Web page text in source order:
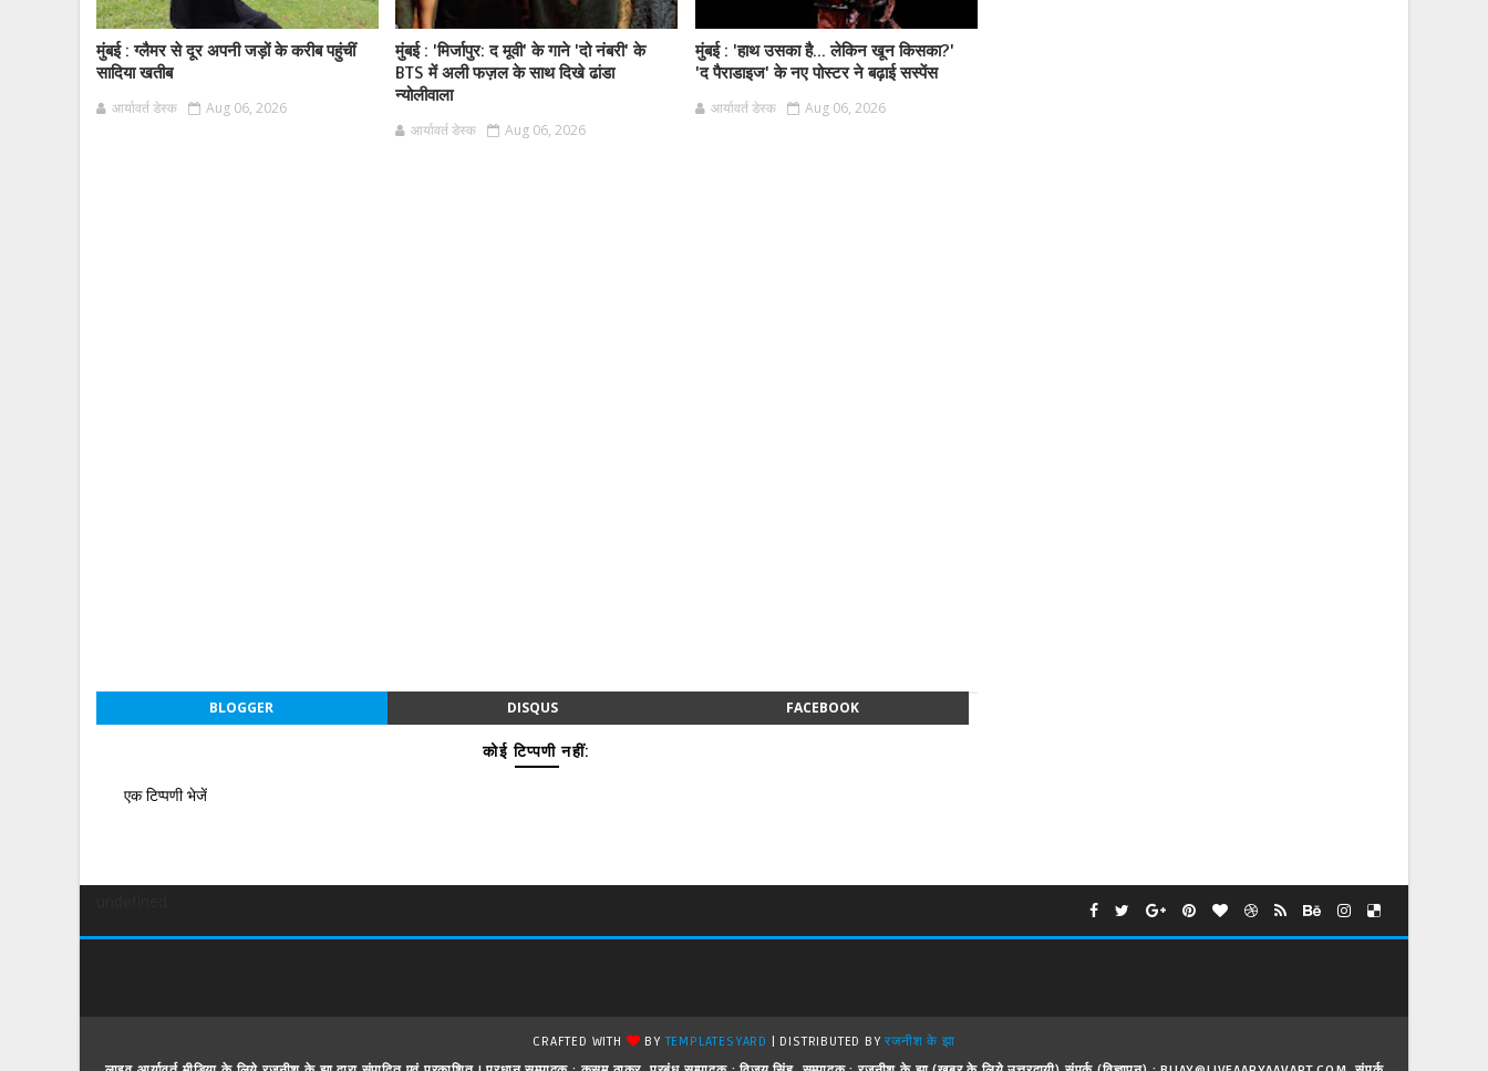
मुंबई : ग्लैमर से दूर अपनी जड़ों के करीब पहुंचीं
सादिया खतीब
आर्यावर्त डेस्क Aug 06, 2026
मुंबई : 'मिर्जापुर: द मूवी' के गाने 'दो नंबरी' के
BTS में अली फज़ल के साथ दिखे ढांडा
न्योलीवाला
आर्यावर्त डेस्क Aug 06, 2026
मुंबई : 'हाथ उसका है... लेकिन खून किसका?'
'द पैराडाइज' के नए पोस्टर ने बढ़ाई सस्पेंस
आर्यावर्त डेस्क Aug 06, 2026
BLOGGER DISQUS FACEBOOK
कोई टिप्पणी नहीं:
एक टिप्पणी भेजें
CRAFTED WITH BYTEMPLATESYARD | DISTRIBUTED BYरजनीश के झा